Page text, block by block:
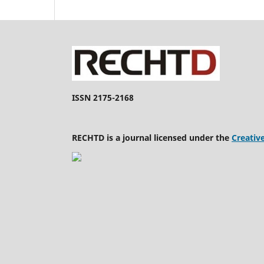
ISSN 2175-2168
RECHTD is a journal licensed under the